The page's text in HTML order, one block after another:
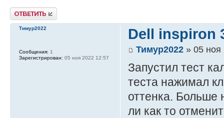
Ответить
Dell inspiron
Тимур2022» 05 ноя
Запустил тест
теста нажимал
оттенка. Больше
ли как то
Тимур2022
Сообщения: 1
Зарегистрирован: 05 ноя 2022 12:57